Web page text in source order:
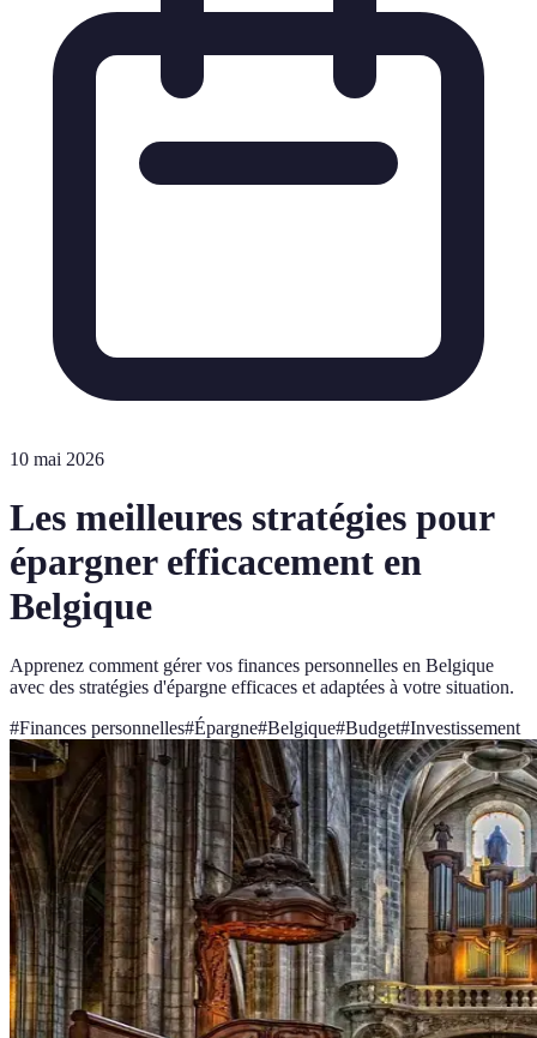
10 mai 2026
Les meilleures stratégies pour
épargner efficacement en
Belgique
Apprenez comment gérer vos finances personnelles en Belgique
avec des stratégies d'épargne efficaces et adaptées à votre situation.
#Finances personnelles#Épargne#Belgique#Budget#Investissement